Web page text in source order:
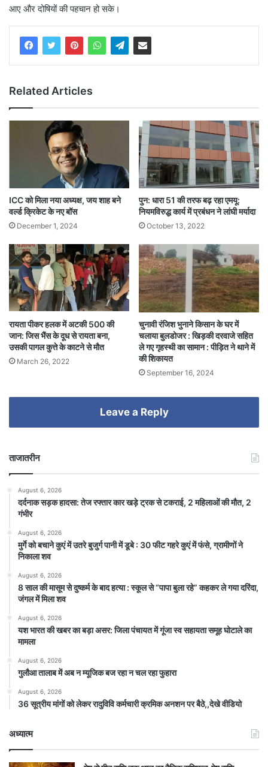
आए और दोषियों की पहचान हो सके।
Related Articles
ICC को मिला नया अध्यक्ष, जय शाह बने
वर्ल्ड क्रिकेट के नए बॉस
December 1, 2024
पुन: धारा 51 की तरफ बढ़ रहा एमयू:
नियमविरुद्ध कार्य में प्रबंधन ने लांघी मर्यादा
October 13, 2022
रायता पीकर हलक में अटकी 500 की
जान: जिस भैंस के दूध से रायता बना,
उसकी पागल कुत्ते के काटने से मौत
March 26, 2022
चुनावी रंजिश भुनाने किसान के घर में
चलाया बुलडोजर : खिड़की दरवाजे सहित
ले गए गृहस्थी का सामान : पीड़ित ने थाने में
की शिकायत
September 16, 2024
Leave a Reply
ताजातरीन
August 6, 2026
दर्दनाक सड़क हादसा: तेज रफ्तार कार खड़े ट्रक से टकराई, 2 महिलाओं की मौत, 2
गंभीर
August 6, 2026
मुर्गे को बचाने कुएं में उतरे बुजुर्ग पानी में डूबे : 30 फीट गहरे कुएं में फंसे, ग्रामीणों ने
निकाला शव
August 6, 2026
8 साल की मासूम से दुष्कर्म के बाद हत्या : स्कूल से “पापा बुला रहे” कहकर ले गया दरिंदा,
जंगल में मिला शव
August 6, 2026
यश भारत की खबर का बड़ा असर: जिला पंचायत में गूंजा स्व सहायता समूह घोटाले का
मामला
August 6, 2026
गुलौआ तालाब में अब न म्यूजिक बज रहा न चल रहा फुहारा
August 6, 2026
36 सूत्रीय मांगों को लेकर रादुविवि कर्मचारी क्रमिक अनशन पर बैठे,,देखे वीडियो
अध्यात्म